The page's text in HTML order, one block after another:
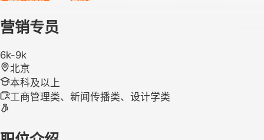
营销专员
6k-9k
北京
本科及以上
工商管理类、新闻传播类、设计学类